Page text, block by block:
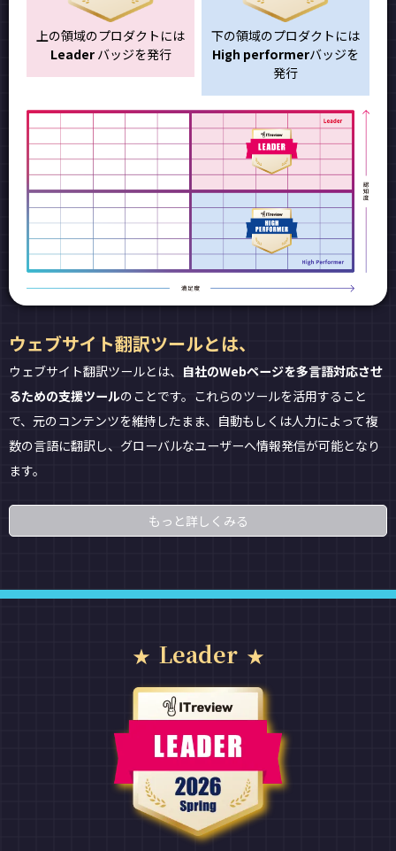
上の領域のプロダクトには
Leaderバッジを発行
下の領域のプロダクトには
High performerバッジを
発行
ウェブサイト翻訳ツールとは、
ウェブサイト翻訳ツールとは、 自社のWebページを多言語対応させ
るための支援ツールのことです。これらのツールを活用すること
で、元のコンテンツを維持したまま、自動もしくは人力によって複
数の言語に翻訳し、グローバルなユーザーへ情報発信が可能となり
ます。
もっと詳しくみる
Leader